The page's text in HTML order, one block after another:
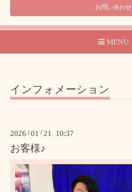
お問い合わせ
MENU
インフォメーション
2026 /01 / 21 10:37
お客様♪